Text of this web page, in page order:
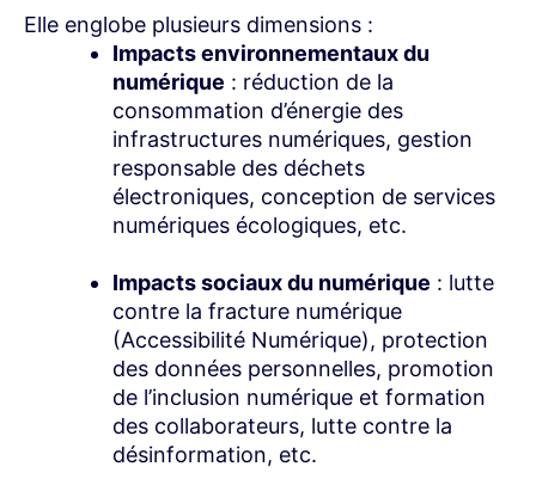
Elle englobe plusieurs dimensions :
Impacts environnementaux du
numérique : réduction de la
consommation d’énergie des
infrastructures numériques, gestion
responsable des déchets
électroniques, conception de services
numériques écologiques, etc.
Impacts sociaux du numérique : lutte
contre la fracture numérique
(Accessibilité Numérique), protection
des données personnelles, promotion
de l’inclusion numérique et formation
des collaborateurs, lutte contre la
désinformation, etc.